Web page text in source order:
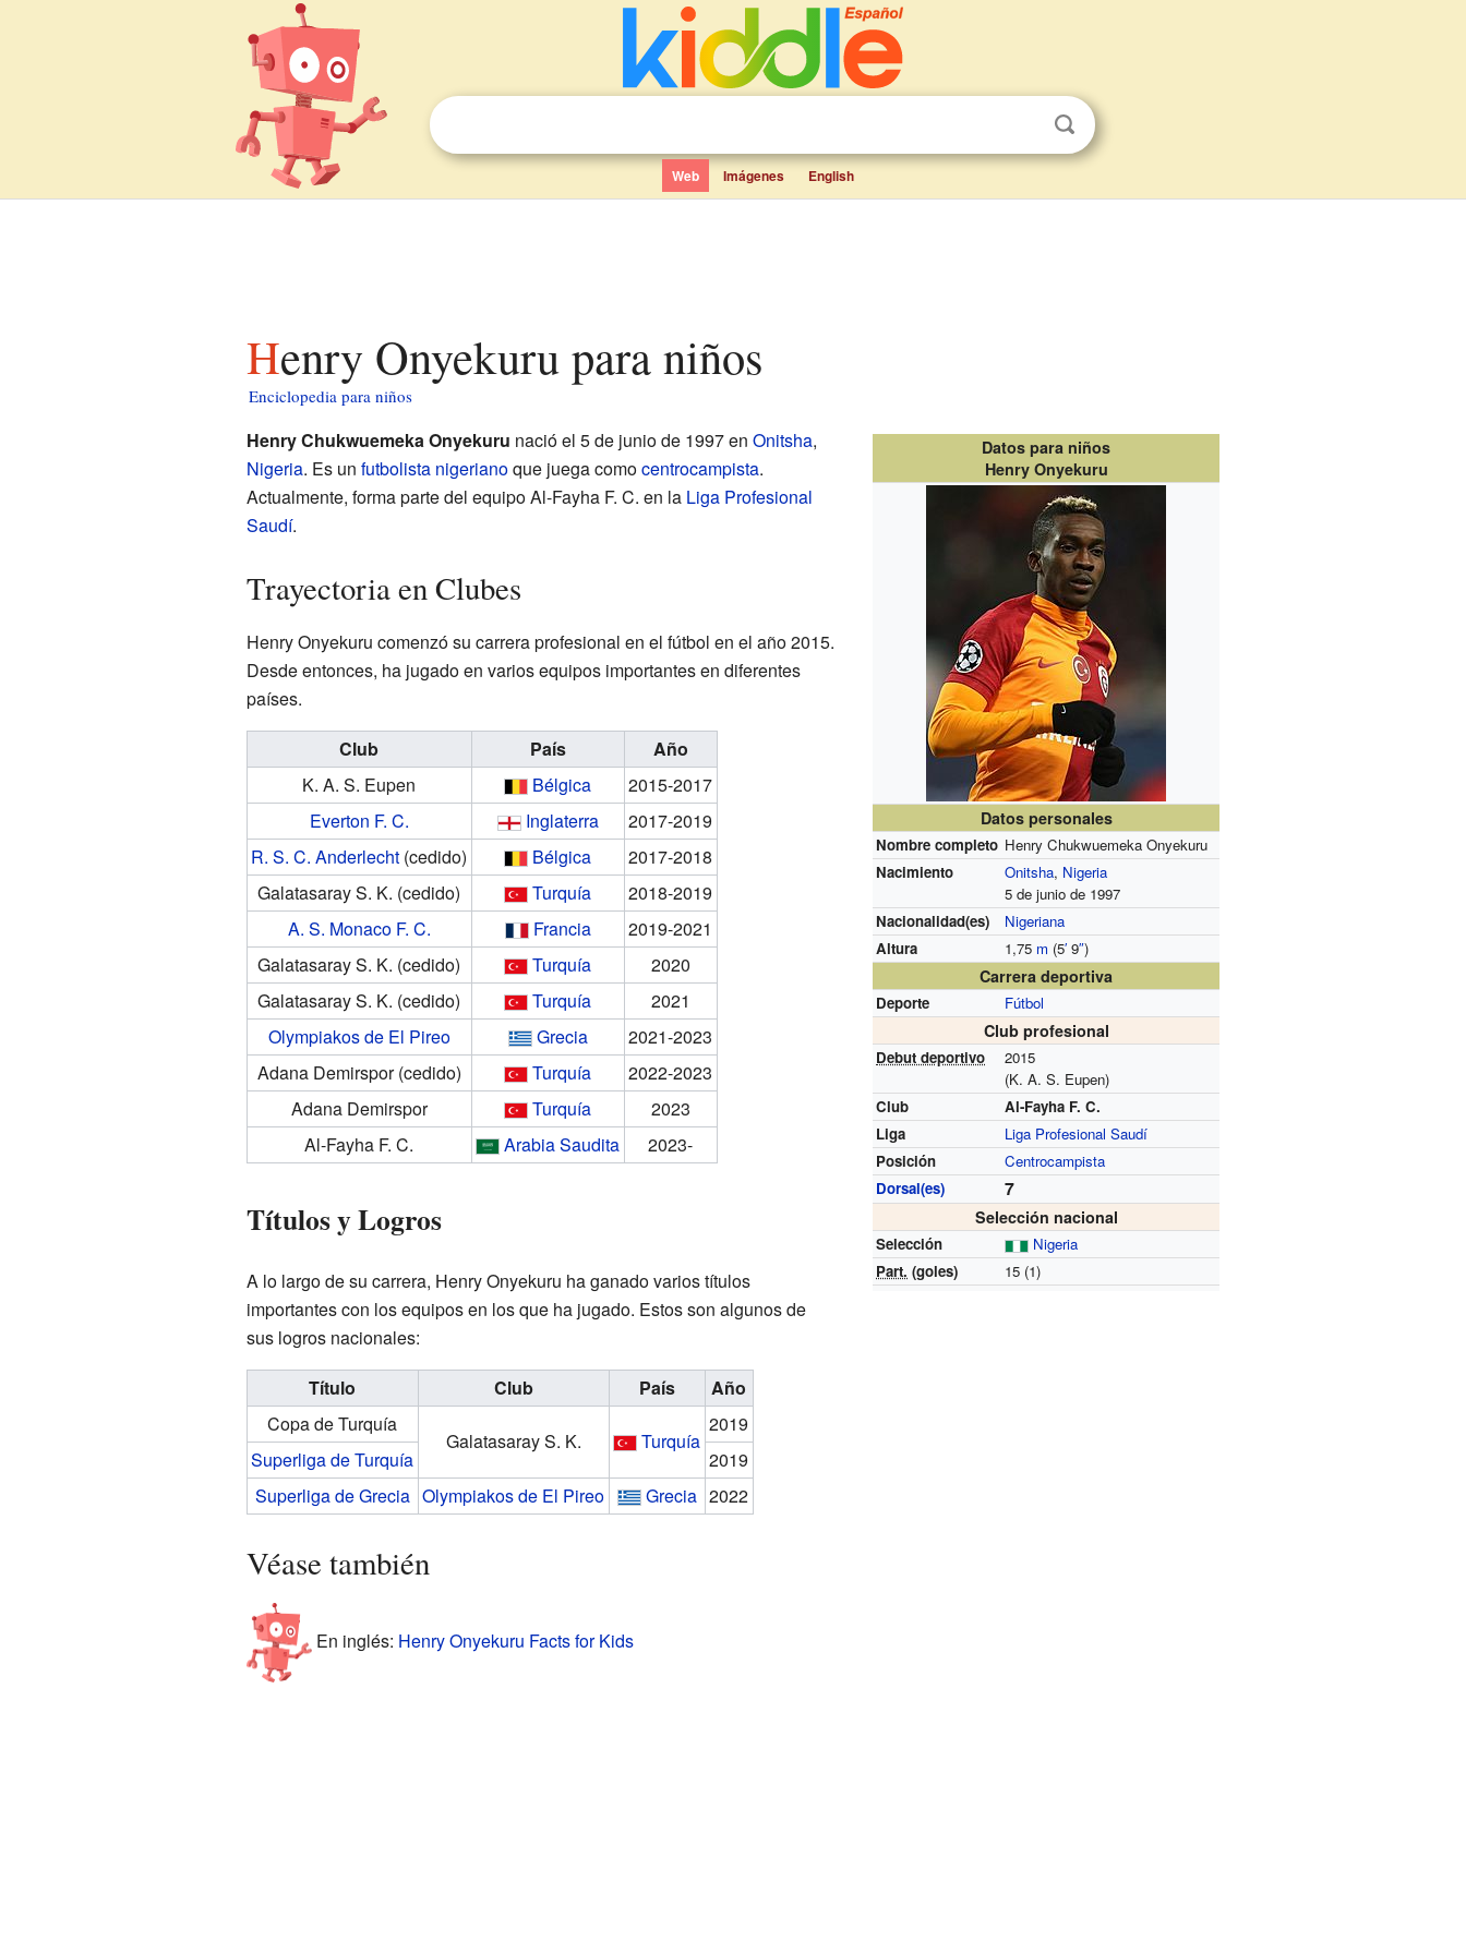
Web Imágenes English
Henry Onyekuru para niños
Enciclopedia para niños
Datos para niños
Henry Onyekuru
Datos personales
Nombre completo Henry Chukwuemeka Onyekuru
Nacimiento
Onitsha, Nigeria
5 de junio de 1997
Nacionalidad(es)
Nigeriana
Altura
1,75 m (5′ 9″)
Carrera deportiva
Deporte Fútbol
Club profesional
Debut deportivo
2015
(K. A. S. Eupen)
Club
Al-Fayha F. C.
Liga
Liga Profesional Saudí
Posición
Centrocampista
Dorsal(es)
7
Selección nacional
Selección
Nigeria
Part. (goles) 15 (1)
Henry Chukwuemeka Onyekuru nació el 5 de junio de 1997 en Onitsha,
Nigeria. Es un futbolista nigerianoque juega comocentrocampista.
Actualmente, forma parte del equipo Al-Fayha F. C. en la Liga Profesional
Saudí.
Trayectoria en Clubes
Henry Onyekuru comenzó su carrera profesional en el fútbol en el año 2015.
Desde entonces, ha jugado en varios equipos importantes en diferentes
países.
Club
País
Año
K. A. S. Eupen
Bélgica
2015-2017
Everton F. C.
Inglaterra
2017-2019
R. S. C. Anderlecht (cedido) Bélgica
2017-2018
Galatasaray S. K. (cedido) Turquía
2018-2019
A. S. Monaco F. C.
Francia
2019-2021
Galatasaray S. K. (cedido) Turquía
2020
Galatasaray S. K. (cedido) Turquía
2021
Olympiakos de El Pireo
Grecia
2021-2023
Adana Demirspor(cedido) Turquía
2022-2023
Adana Demirspor
Turquía
2023
Al-Fayha F. C.
Arabia Saudita 2023-
Títulos y Logros
A lo largo de su carrera, Henry Onyekuru ha ganado varios títulos
importantes con los equipos en los que ha jugado. Estos son algunos de
sus logros nacionales:
Título
Club País
Año
Copa de Turquía
Galatasaray S. K. Turquía
2019
Superliga de Turquía
2019
Superliga de Grecia Olympiakos de El Pireo Grecia 2022
Véase también
En inglés: Henry Onyekuru Facts for Kids